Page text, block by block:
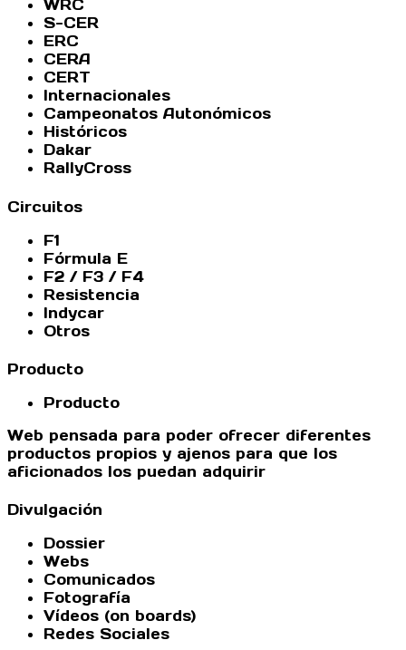
WRC
S-CER
ERC
CERA
CERT
Internacionales
Campeonatos Autonómicos
Históricos
Dakar
RallyCross
Circuitos
F1
Fórmula E
F2 / F3 / F4
Resistencia
Indycar
Otros
Producto
Producto
Web pensada para poder ofrecer diferentes
productos propios y ajenos para que los
aficionados los puedan adquirir
Divulgación
Dossier
Webs
Comunicados
Fotografía
Vídeos (on boards)
Redes Sociales